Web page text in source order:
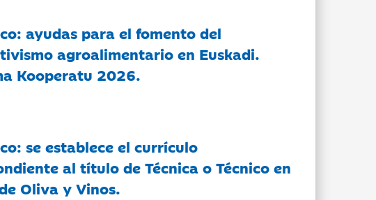
ayudas para el fomento del
agroalimentario en Euskadi.
Kooperatu 2026.
se establece el currículo
al título de Técnica o Técnico en
Oliva y Vinos.